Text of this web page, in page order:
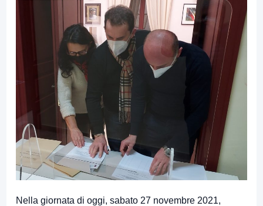
Nella giornata di oggi, sabato 27 novembre 2021,